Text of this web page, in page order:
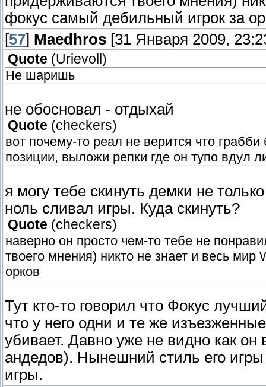
фокус самый дебильный игрок за
[57] Maedhros [31 Января 2009,
Quote (Urievoll )
Не шаришь
не обосновал - отдыхай
Quote (checkers)
вот почему-то реал не верится что
позиции, выложи репки где он тупо вдул
я могу тебе скинуть демки не
ноль сливал игры. Куда скинуть?
Quote (checkers)
наверно он просто чем-то тебе не
твоего мнения) никто не знает и весь
орков
Тут кто-то говорил что Фокус
что у него одни и те же
убивает. Давно уже не видно как он
андедов). Нынешний стиль его
игры.